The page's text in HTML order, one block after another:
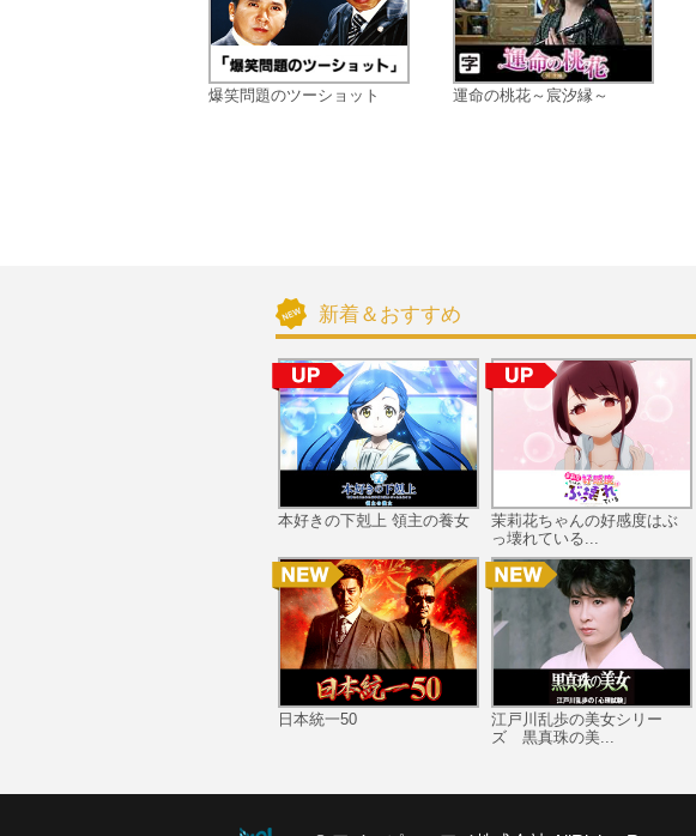
爆笑問題のツーショット 運命の桃花～宸汐縁～
新着＆おすすめ
本好きの下剋上 領主の養女
日本統一50
茉莉花ちゃんの好感度はぶ
っ壊れている...
江戸川乱歩の美女シリー
ズ 黒真珠の美...